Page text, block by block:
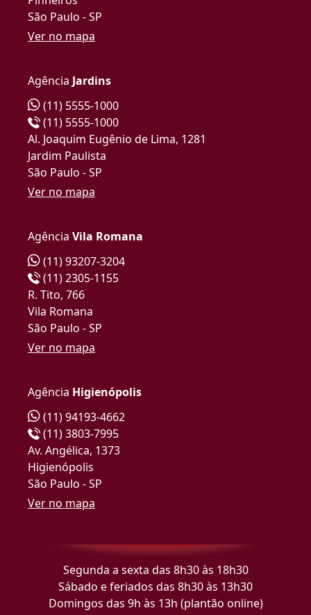
São Paulo - SP
Ver no mapa
Agência Jardins
(11) 5555-1000
(11) 5555-1000
Al. Joaquim Eugênio de Lima, 1281
Jardim Paulista
São Paulo - SP
Ver no mapa
Agência Vila Romana
(11) 93207-3204
(11) 2305-1155
R. Tito, 766
Vila Romana
São Paulo - SP
Ver no mapa
Agência Higienópolis
(11) 94193-4662
(11) 3803-7995
Av. Angélica, 1373
Higienópolis
São Paulo - SP
Ver no mapa
Segunda a sexta das 8h30 às 18h30
Sábado e feriados das 8h30 às 13h30
Domingos das 9h às 13h (plantão online)